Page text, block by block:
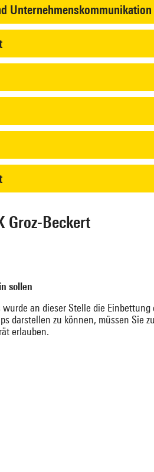
Unternehmenskommunikation
Groz-Beckert
sollen
an dieser Stelle die Einbettung
darstellen zu können, müssen Sie
erlauben.